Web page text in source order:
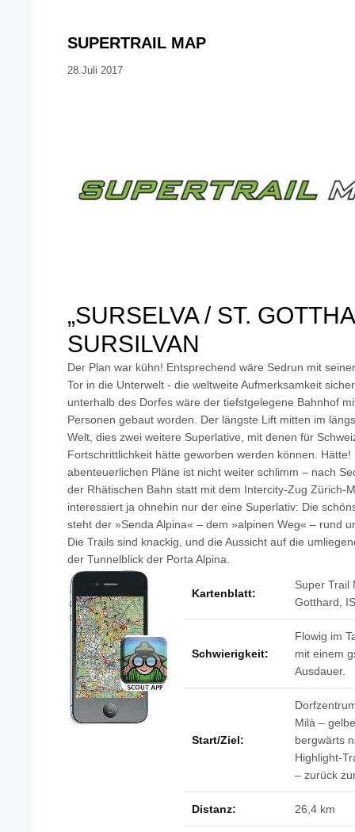
SUPERTRAIL MAP
28.Juli 2017
„SURSELVA / ST.
SURSILVAN
Der Plan war kühn! Entsprechend wäre Sedrun mit
Tor in die Unterwelt - die weltweite Aufmerksamkeit
unterhalb des Dorfes wäre der tiefstgelegene Bahnhof
Personen gebaut worden. Der längste Lift mitten im
Welt, dies zwei weitere Superlative, mit denen für
Fortschrittlichkeit hätte geworben werden können.
abenteuerlichen Pläne ist nicht weiter schlimm – nach
der Rhätischen Bahn statt mit dem Intercity-Zug Zürich-
interessiert ja ohnehin nur der eine Superlativ: Die
steht der »Senda Alpina« – dem »alpinen Weg« – rund
Die Trails sind knackig, und die Aussicht auf die
der Tunnelblick der Porta Alpina.
Kartenblatt:
Super Trail
Gotthard,
Schwierigkeit:
Flowig im
mit einem
Ausdauer.
Start/Ziel:
Milà –
bergwärts
Highlight-
– zurück
Distanz: 26,4 km